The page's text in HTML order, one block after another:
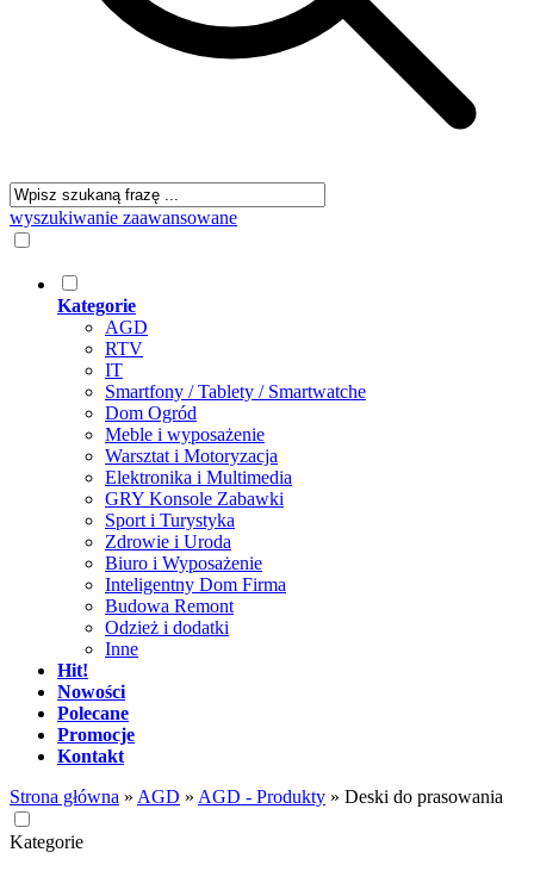
wyszukiwanie zaawansowane
Kategorie
AGD
RTV
IT
Smartfony / Tablety / Smartwatche
Dom Ogród
Meble i wyposażenie
Warsztat i Motoryzacja
Elektronika i Multimedia
GRY Konsole Zabawki
Sport i Turystyka
Zdrowie i Uroda
Biuro i Wyposażenie
Inteligentny Dom Firma
Budowa Remont
Odzież i dodatki
Inne
Hit!
Nowości
Polecane
Promocje
Kontakt
Strona główna » AGD » AGD - Produkty » Deski do prasowania
Kategorie